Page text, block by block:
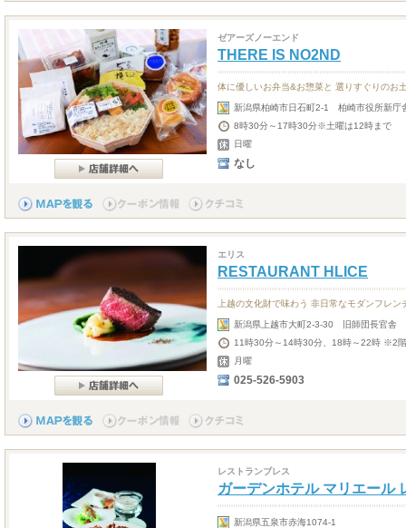
ゼアーズノーエンド
THERE IS NO2ND
体に優しいお弁当&お惣菜と 選りすぐりのお
新潟県柏崎市日石町2-1 柏崎市役所新庁
8時30分～17時30分※土曜は12時まで
日曜
なし
エリス
RESTAURANT HLICE
上越の文化財で味わう 非日常なモダンフレン
新潟県上越市大町2-3-30 旧師団長官舎
11時30分～14時30分、18時～22時 ※2
月曜
025-526-5903
レストランブレス
ガーデンホテル マリエール
新潟県五泉市赤海1074-1